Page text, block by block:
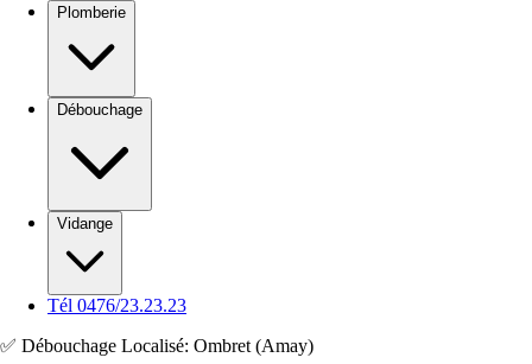
Plomberie
Débouchage
Vidange
Tél 0476/23.23.23
✅ Débouchage Localisé: Ombret (Amay)